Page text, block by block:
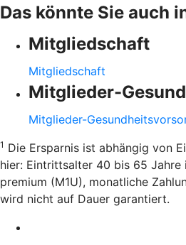
Das könnte Sie auch
Mitgliedschaft
Mitgliedschaft
Mitglieder-
Mitglieder-
1 Die Ersparnis ist abhängig von
hier: Eintrittsalter 40 bis 65 Jahre
premium (M1U), monatliche
wird nicht auf Dauer garantiert.